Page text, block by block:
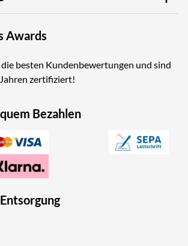
Awards
besten Kundenbewertungen und sind
zertifiziert!
Bezahlen